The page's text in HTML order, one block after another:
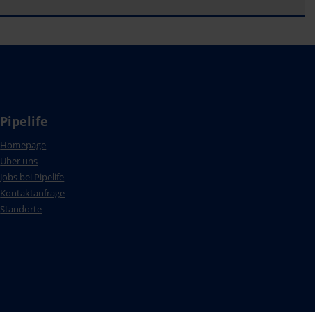
Pipelife
Homepage
Über uns
Jobs bei Pipelife
Kontaktanfrage
Standorte